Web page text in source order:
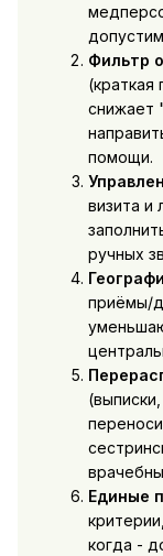
Фильтр
(краткая
снижает
помощи.
визита и
ручных
приёмы/
Единые
когда -